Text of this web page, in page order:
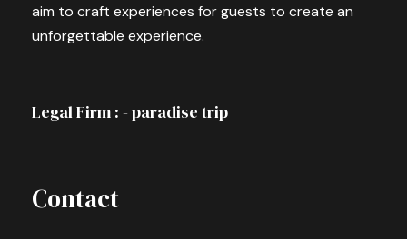
aim to craft experiences for guests to create an
unforgettable experience.
Legal Firm : - paradise trip
Contact